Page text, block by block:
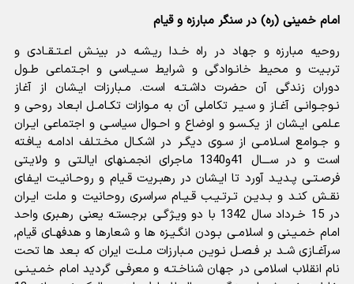
امام خمینی (ره) در سنگر مبارزه و قیام
روحیه مبارزه و جهاد در راه خـدا ریـشـه در بینـش اعـتـقـادى و
تربـیت و محیط خانـوادگى و شرایط سـیـاسى و اجـتماعى طـول
دوران زندگى آن حضرت داشـتـه است. مـبارزات ایـشان از آغاز
نـوجـوانـى آغـاز و سـیـر تکاملى آن به مـوازات تکـامـل ابـعاد روحى و
عـلمى ایـشان از یکـسـو و اوضاع و احـوال سیاسـى و اجتماعى ایـران
و جـوامع اسـلامـى از سـوى دیگـر در اشکـال مخـتـلف ادامـه یـافـته
است و در ســـال 41و1340 ماجراى انجمـنهاى ایالـتى و ولایـتى
فرصـتـى پـدیـد آورد تا ایـشان در رهبـریت قـیام و روحـانیـت ایـفاى
نقـش کنـد و بـدیـن تـرتـیـب قـیـام سراسرى روحانیت و ملت ایـران
در 15 خـرداد سال 1342 با دو ویـژگـى برجستـه یعنى رهـبرى واحد
امام خمـیـنى و اسلامـى بـودن انگـیـزه ها و شعارها و هدفهـاى قیام,
سرآغـازى شـد بر فـصـل نـویـن مـبارزات مـلـت ایران که بـعد ها تحت
نام انقلاب اسلامى در جهان شناخـتـه و معرفـى گردید امام خمـیـنـى